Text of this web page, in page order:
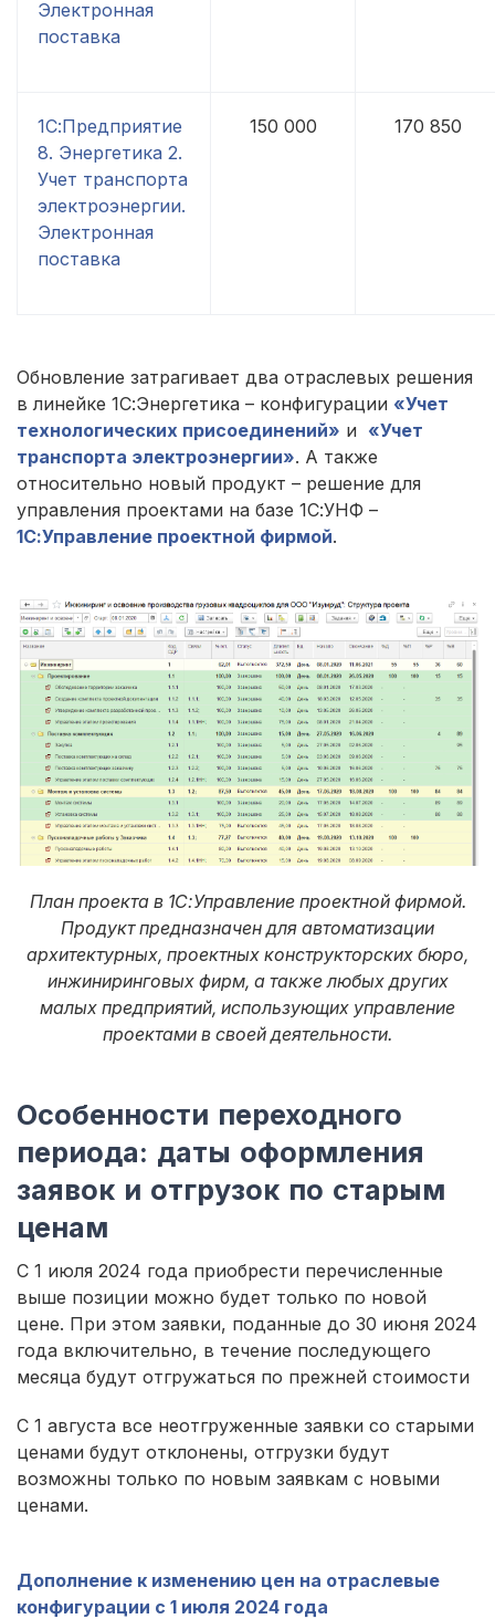
Электронная
поставка
1С:Предприятие
8. Энергетика 2.
Учет транспорта
электроэнергии.
Электронная
поставка
150 000 170 850
Обновление затрагивает два отраслевых решения
в линейке 1С:Энергетика – конфигурации «Учет
технологических присоединений» и «Учет
транспорта электроэнергии». А также
относительно новый продукт – решение для
управления проектами на базе 1С:УНФ –
1С:Управление проектной фирмой.
План проекта в 1С:Управление проектной фирмой.
Продукт предназначен для автоматизации
архитектурных, проектных конструкторских бюро,
инжиниринговых фирм, а также любых других
малых предприятий, использующих управление
проектами в своей деятельности.
Особенности переходного
периода: даты оформления
заявок и отгрузок по старым
ценам
С 1 июля 2024 года приобрести перечисленные
выше позиции можно будет только по новой
цене. При этом заявки, поданные до 30 июня 2024
года включительно, в течение последующего
месяца будут отгружаться по прежней стоимости
С 1 августа все неотгруженные заявки со старыми
ценами будут отклонены, отгрузки будут
возможны только по новым заявкам с новыми
ценами.
Дополнение к изменению цен на отраслевые
конфигурации с 1 июля 2024 года